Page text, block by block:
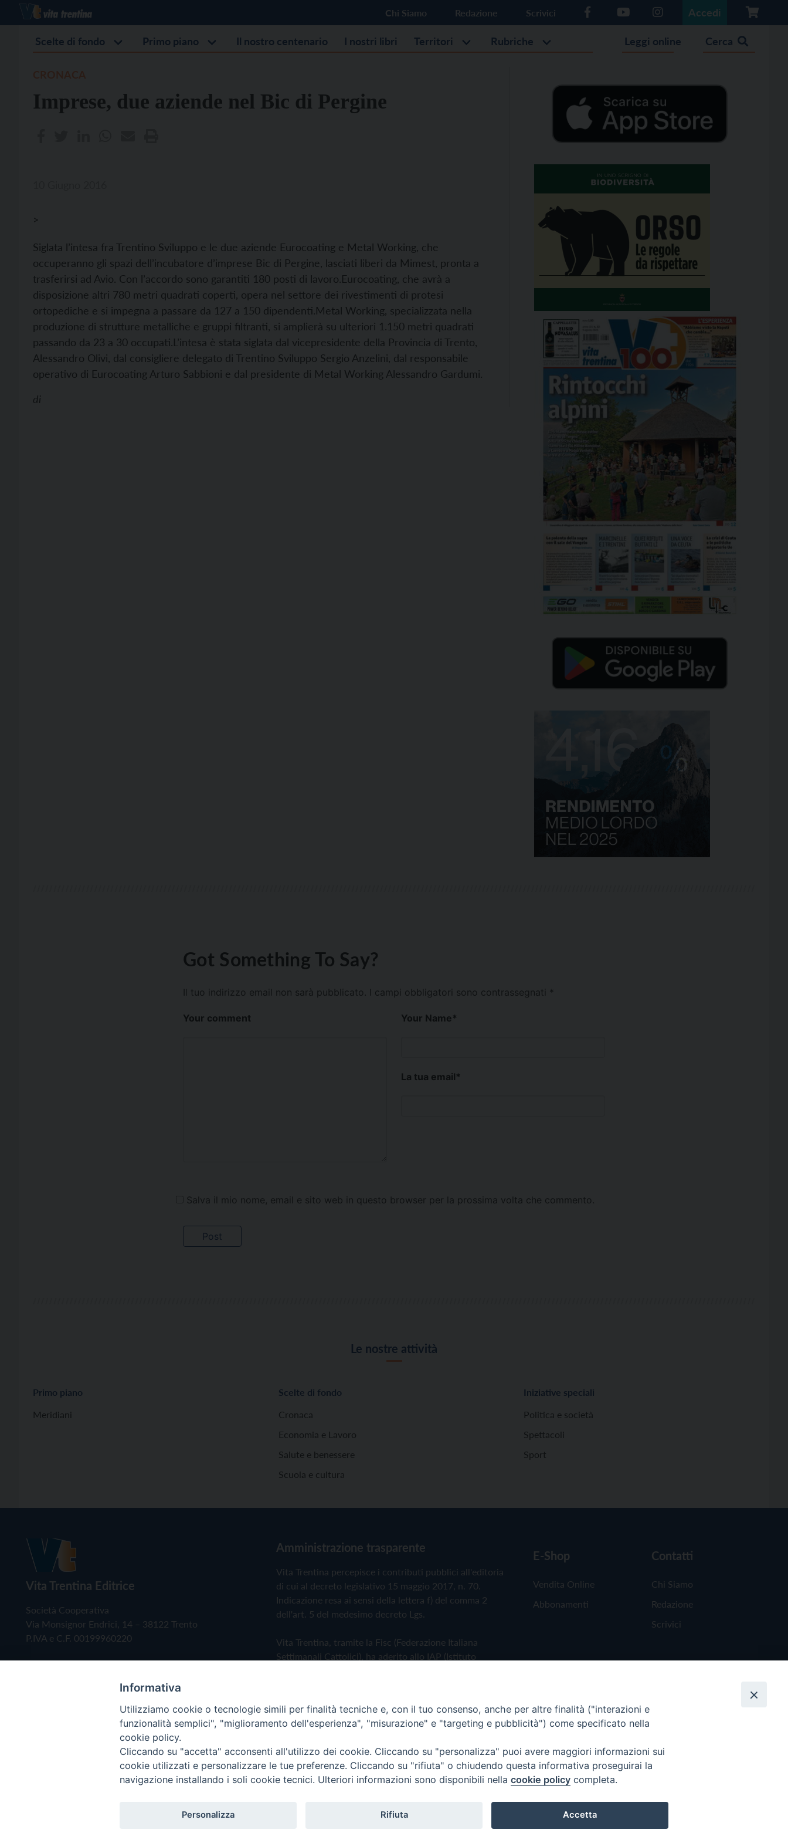
Chi Siamo Redazione Scrivici Accedi
Scelte di fondo Primo piano Il nostro centenario I nostri libri Territori Rubriche Leggi online Cerca
Imprese, due aziende nel Bic di Pergine
>
Siglata l’intesa fra Trentino Sviluppo e le due aziende Eurocoating e Metal Working, che
occuperanno gli spazi dell’incubatore d’imprese Bic di Pergine, lasciati liberi da Mimest, pronta a
trasferirsi ad Avio. Con l’accordo sono garantiti 180 posti di lavoro.Eurocoating, che avrà a
disposizione altri 780 metri quadrati coperti, opera nel settore dei rivestimenti di protesi
ortopediche e si impegna a passare da 127 a 150 dipendenti.Metal Working, specializzata nella
produzione di strutture metalliche e gruppi filtranti, si amplierà su ulteriori 1.150 metri quadrati
passando da 23 a 30 occupati.L’intesa è stata siglata dal vicepresidente della Provincia di Trento,
Alessandro Olivi, dal consigliere delegato di Trentino Sviluppo Sergio Anzelini, dal responsabile
operativo di Eurocoating Arturo Sabbioni e dal presidente di Metal Working Alessandro Gardumi.
di
Got Something To Say?
Il tuo indirizzo email non sarà pubblicato. I campi obbligatori sono contrassegnati *
Your comment Your Name*
La tua email*
Salva il mio nome, email e sito web in questo browser per la prossima volta che commento.
Le nostre attività
Primo piano
Meridiani
Scelte di fondo
Cronaca
Economia e Lavoro
Salute e benessere
Scuola e cultura
Iniziative speciali
Politica e società
Spettacoli
Sport
Vita Trentina Editrice
Società Cooperativa
Via Monsignor Endrici, 14 – 38122 Trento
P.IVA e C.F. 00199960220
Amministrazione trasparente
Vita Trentina percepisce i contributi pubblici all'editoria
di cui al decreto legislativo 15 maggio 2017, n. 70.
Indicazione resa ai sensi della lettera f) del comma 2
dell'art. 5 del medesimo decreto Lgs.
Vita Trentina, tramite la Fisc (Federazione Italiana
Settimanali Cattolici), ha aderito allo IAP (Istituto
Privacy Policy Cookie Policy
E-Shop
Vendita Online
Abbonamenti
Contatti
Chi Siamo
Redazione
Scrivici
Copyright © 2019 - Tutti i diritti riservati - Vita Trentina Editrice
Informativa
Utilizziamo cookie o tecnologie simili per finalità tecniche e, con il tuo consenso, anche per altre finalità ("interazioni e
funzionalità semplici", "miglioramento dell'esperienza", "misurazione" e "targeting e pubblicità") come specificato nella
cookie policy.
Cliccando su "accetta" acconsenti all'utilizzo dei cookie. Cliccando su "personalizza" puoi avere maggiori informazioni sui
cookie utilizzati e personalizzare le tue preferenze. Cliccando su "rifiuta" o chiudendo questa informativa proseguirai la
navigazione installando i soli cookie tecnici. Ulteriori informazioni sono disponibili nella cookie policy completa.
Personalizza Rifiuta Accetta